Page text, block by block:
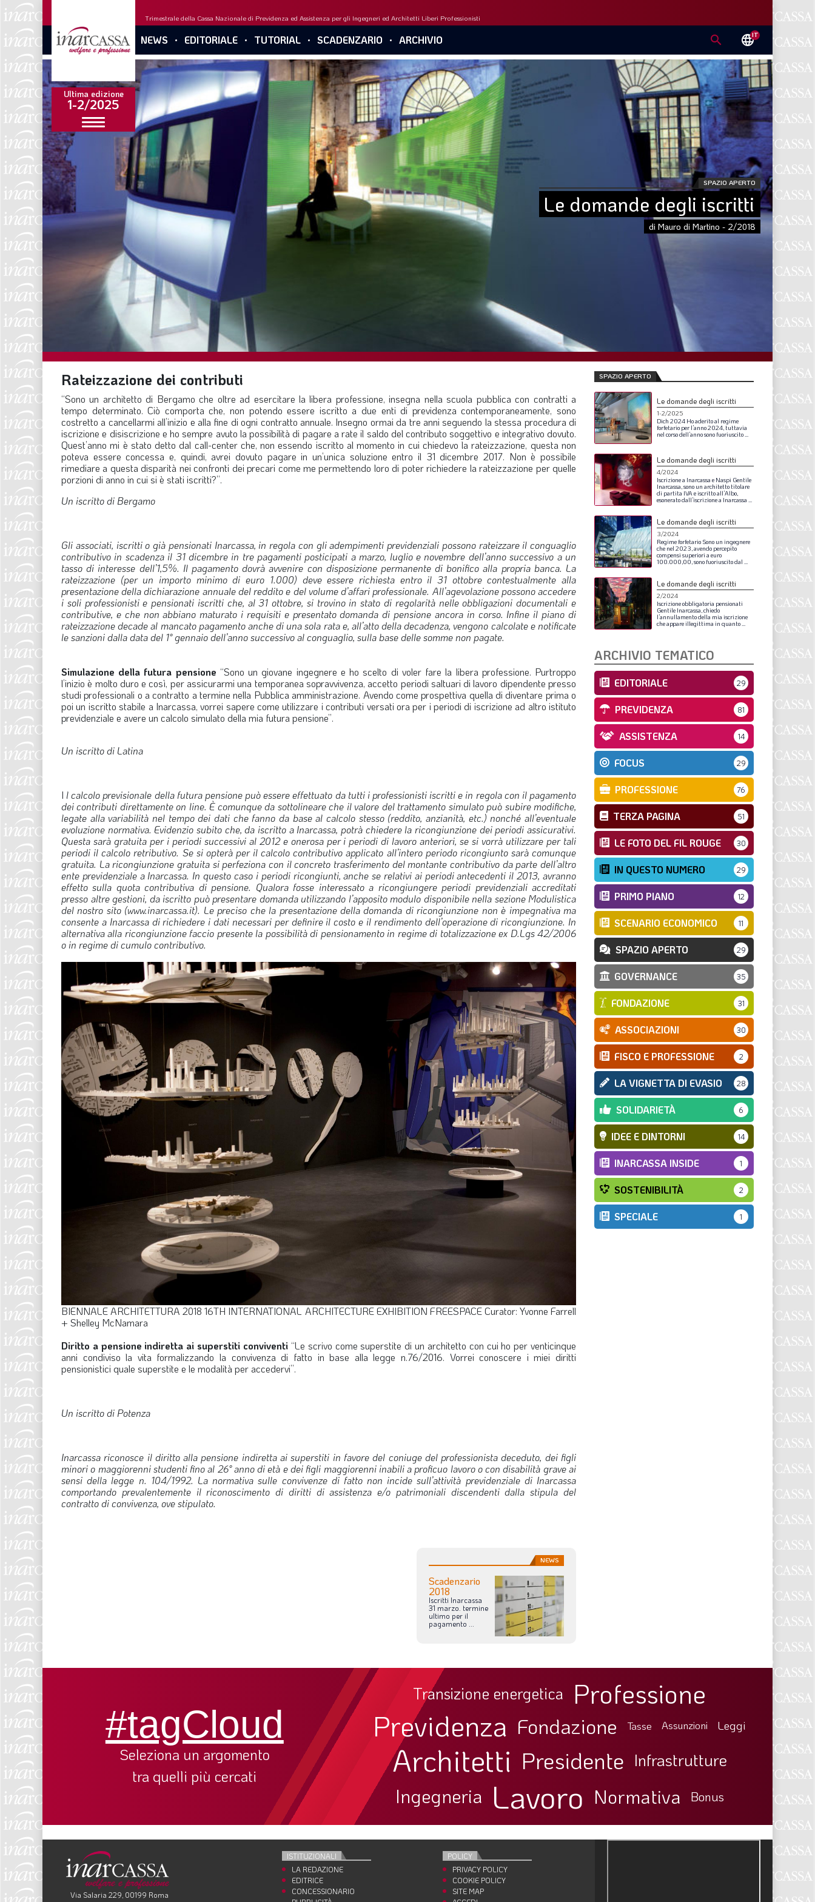
Ultima edizione
1-2/2025
Trimestrale della Cassa Nazionale di Previdenza ed Assistenza per gli Ingegneri ed Architetti Liberi Professionisti
NEWS EDITORIALE TUTORIAL SCADENZARIO ARCHIVIO search languageIT
SPAZIO APERTO
Le domande degli iscritti
di Mauro di Martino - 2/2018
Rateizzazione dei contributi
“Sono un architetto di Bergamo che oltre ad esercitare la libera professione, insegna nella scuola pubblica con contratti a
tempo determinato. Ciò comporta che, non potendo essere iscritto a due enti di previdenza contemporaneamente, sono
costretto a cancellarmi all’inizio e alla fine di ogni contratto annuale. Insegno ormai da tre anni seguendo la stessa procedura di
iscrizione e disiscrizione e ho sempre avuto la possibilità di pagare a rate il saldo del contributo soggettivo e integrativo dovuto.
Quest’anno mi è stato detto dal call-center che, non essendo iscritto al momento in cui chiedevo la rateizzazione, questa non
poteva essere concessa e, quindi, avrei dovuto pagare in un’unica soluzione entro il 31 dicembre 2017. Non è possibile
rimediare a questa disparità nei confronti dei precari come me permettendo loro di poter richiedere la rateizzazione per quelle
porzioni di anno in cui si è stati iscritti?”.
Un iscritto di Bergamo
Gli associati, iscritti o già pensionati Inarcassa, in regola con gli adempimenti previdenziali possono rateizzare il conguaglio
contributivo in scadenza il 31 dicembre in tre pagamenti posticipati a marzo, luglio e novembre dell’anno successivo a un
tasso di interesse dell’1,5%. Il pagamento dovrà avvenire con disposizione permanente di bonifico alla propria banca. La
rateizzazione (per un importo minimo di euro 1.000) deve essere richiesta entro il 31 ottobre contestualmente alla
presentazione della dichiarazione annuale del reddito e del volume d’affari professionale. All’agevolazione possono accedere
i soli professionisti e pensionati iscritti che, al 31 ottobre, si trovino in stato di regolarità nelle obbligazioni documentali e
contributive, e che non abbiano maturato i requisiti e presentato domanda di pensione ancora in corso. Infine il piano di
rateizzazione decade al mancato pagamento anche di una sola rata e, all’atto della decadenza, vengono calcolate e notificate
le sanzioni dalla data del 1° gennaio dell’anno successivo al conguaglio, sulla base delle somme non pagate.
Simulazione della futura pensione “Sono un giovane ingegnere e ho scelto di voler fare la libera professione. Purtroppo
l’inizio è molto duro e così, per assicurarmi una temporanea sopravvivenza, accetto periodi saltuari di lavoro dipendente presso
studi professionali o a contratto a termine nella Pubblica amministrazione. Avendo come prospettiva quella di diventare prima o
poi un iscritto stabile a Inarcassa, vorrei sapere come utilizzare i contributi versati ora per i periodi di iscrizione ad altro istituto
previdenziale e avere un calcolo simulato della mia futura pensione”.
Un iscritto di Latina
I l calcolo previsionale della futura pensione può essere effettuato da tutti i professionisti iscritti e in regola con il pagamento
dei contributi direttamente on line. È comunque da sottolineare che il valore del trattamento simulato può subire modifiche,
legate alla variabilità nel tempo dei dati che fanno da base al calcolo stesso (reddito, anzianità, etc.) nonché all’eventuale
evoluzione normativa. Evidenzio subito che, da iscritto a Inarcassa, potrà chiedere la ricongiunzione dei periodi assicurativi.
Questa sarà gratuita per i periodi successivi al 2012 e onerosa per i periodi di lavoro anteriori, se si vorrà utilizzare per tali
periodi il calcolo retributivo. Se si opterà per il calcolo contributivo applicato all’intero periodo ricongiunto sarà comunque
gratuita. La ricongiunzione gratuita si perfeziona con il concreto trasferimento del montante contributivo da parte dell’altro
ente previdenziale a Inarcassa. In questo caso i periodi ricongiunti, anche se relativi ai periodi antecedenti il 2013, avranno
effetto sulla quota contributiva di pensione. Qualora fosse interessato a ricongiungere periodi previdenziali accreditati
presso altre gestioni, da iscritto può presentare domanda utilizzando l’apposito modulo disponibile nella sezione Modulistica
del nostro sito (www.inarcassa.it). Le preciso che la presentazione della domanda di ricongiunzione non è impegnativa ma
consente a Inarcassa di richiedere i dati necessari per definire il costo e il rendimento dell’operazione di ricongiunzione. In
alternativa alla ricongiunzione faccio presente la possibilità di pensionamento in regime di totalizzazione ex D.Lgs 42/2006
o in regime di cumulo contributivo.
BIENNALE ARCHITETTURA 201816TH INTERNATIONAL ARCHITECTURE EXHIBITION FREESPACE Curator: Yvonne Farrell
+ Shelley McNamara
Diritto a pensione indiretta ai superstiti conviventi “Le scrivo come superstite di un architetto con cui ho per venticinque
anni condiviso la vita formalizzando la convivenza di fatto in base alla legge n.76/2016. Vorrei conoscere i miei diritti
pensionistici quale superstite e le modalità per accedervi”.
Un iscritto di Potenza
Inarcassa riconosce il diritto alla pensione indiretta ai superstiti in favore del coniuge del professionista deceduto, dei figli
minori o maggiorenni studenti fino al 26° anno di età e dei figli maggiorenni inabili a proficuo lavoro o con disabilità grave ai
sensi della legge n. 104/1992. La normativa sulle convivenze di fatto non incide sull’attività previdenziale di Inarcassa
comportando prevalentemente il riconoscimento di diritti di assistenza e/o patrimoniali discendenti dalla stipula del
contratto di convivenza, ove stipulato.
NEWS
Scadenzario
2018
Iscritti Inarcassa
31 marzo. termine
ultimo per il
pagamento
SPAZIO APERTO
Le domande degli iscritti
1-2/2025
Dich 2024 Hoaderitoal regime
forfetario per l’anno2024, tuttavia
nel corsodell’annosono fuoriuscito...
Le domande degli iscritti
4/2024
Iscrizionea Inarcassa e Naspi Gentile
Inarcassa, sono un architetto titolare
di partita IVA eiscrittoall’Albo,
esoneratodall’iscrizionea Inarcassa
Le domande degli iscritti
3/2024
Regime forfetario Sono un ingegnere
che nel 2023, avendo percepito
compensi superiori a euro
100.000,00, sono fuoriuscitodal
Le domande degli iscritti
2/2024
Iscrizioneobbligatoria pensionati
Gentile Inarcassa, chiedo
l’annullamentodella mia iscrizione
cheappareillegittima in quanto
ARCHIVIO TEMATICO
EDITORIALE 29
PREVIDENZA 81
ASSISTENZA 14
FOCUS 29
PROFESSIONE 76
TERZA PAGINA 51
LE FOTO DEL FIL ROUGE 30
IN QUESTO NUMERO 29
PRIMO PIANO 12
SCENARIO ECONOMICO 11
SPAZIO APERTO 29
GOVERNANCE 35
FONDAZIONE 31
ASSOCIAZIONI 30
FISCO E PROFESSIONE 2
LA VIGNETTA DI EVASIO 28
SOLIDARIETÀ 6
IDEE E DINTORNI 14
INARCASSA INSIDE 1
SOSTENIBILITÀ 2
SPECIALE 1
#tagCloud
Seleziona un argomento
tra quelli più cercati
Transizione energetica Professione
Previdenza Fondazione Tasse Assunzioni Leggi
Architetti Presidente Infrastrutture
Ingegneria Lavoro Normativa Bonus
Via Salaria 229, 00199 Roma
ISTITUZIONALI
LA REDAZIONE
EDITRICE
CONCESSIONARIO
POLICY
PRIVACY POLICY
COOKIE POLICY
SITE MAP